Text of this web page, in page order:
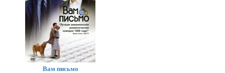
Вам письмо